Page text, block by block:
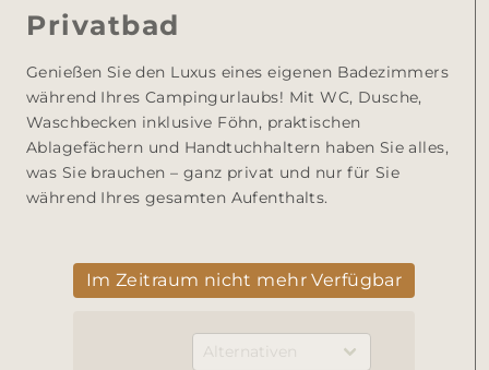
Privatbad
Genießen Sie den Luxus eines eigenen Badezimmers
während Ihres Campingurlaubs! Mit WC, Dusche,
Waschbecken inklusive Föhn, praktischen
Ablagefächern und Handtuchhaltern haben Sie alles,
was Sie brauchen – ganz privat und nur für Sie
während Ihres gesamten Aufenthalts.
Im Zeitraum nicht mehr Verfügbar